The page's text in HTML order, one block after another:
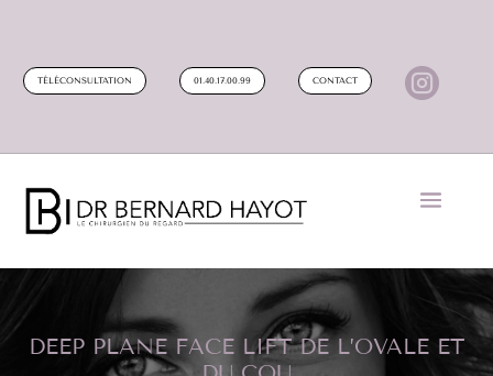
TÉLÉCONSULTATION 01.40.17.00.99 CONTACT 
DEEP PLANE FACE LIFT DE L’OVALE ET